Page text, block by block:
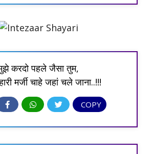
करदो पहले जैसा तुम,
मर्जी चाहे जहां चले जाना..!!!
COPY